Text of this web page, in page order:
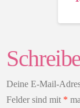
Deine E-Mail-
Felder sind mit *